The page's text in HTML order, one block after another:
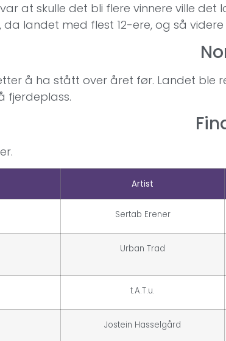
at skulle det bli flere vinnere ville
landet med flest 12-ere, og så
å ha stått over året før. Landet ble
fjerdeplass.
Artist
Sertab Erener
Urban Trad
t.A.T.u.
Jostein Hasselgård